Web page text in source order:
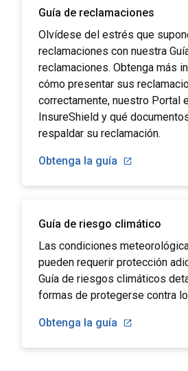
Guía de reclamaciones
Olvídese del estrés que
reclamaciones con nuestra
reclamaciones. Obtenga más
cómo presentar sus
correctamente, nuestro Portal
InsureShield y qué
respaldar su reclamación.
Obtenga la guía
Guía de riesgo climático
Las condiciones
pueden requerir protección
Guía de riesgos climáticos
formas de protegerse contra
Obtenga la guía